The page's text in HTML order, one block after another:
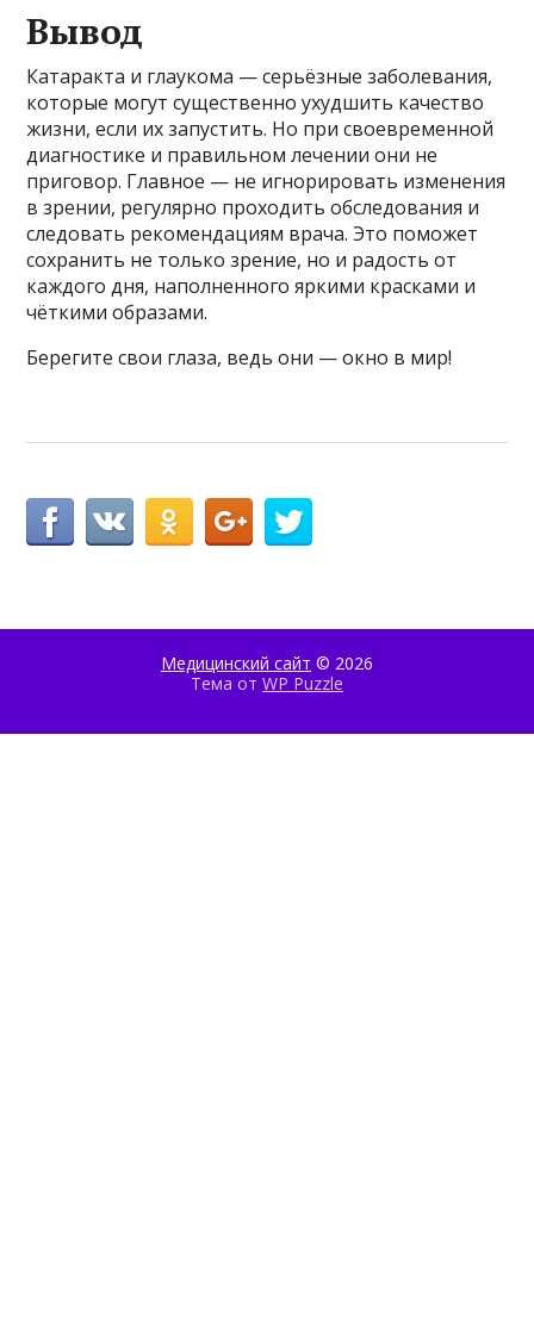
Вывод
Катаракта и глаукома — серьёзные заболевания,
которые могут существенно ухудшить качество
жизни, если их запустить. Но при своевременной
диагностике и правильном лечении они не
приговор. Главное — не игнорировать изменения
в зрении, регулярно проходить обследования и
следовать рекомендациям врача. Это поможет
сохранить не только зрение, но и радость от
каждого дня, наполненного яркими красками и
чёткими образами.
Берегите свои глаза, ведь они — окно в мир!
Медицинский сайт © 2026
Тема от WP Puzzle